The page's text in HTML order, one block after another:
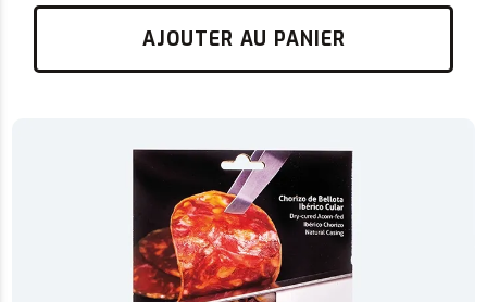
AJOUTER AU PANIER